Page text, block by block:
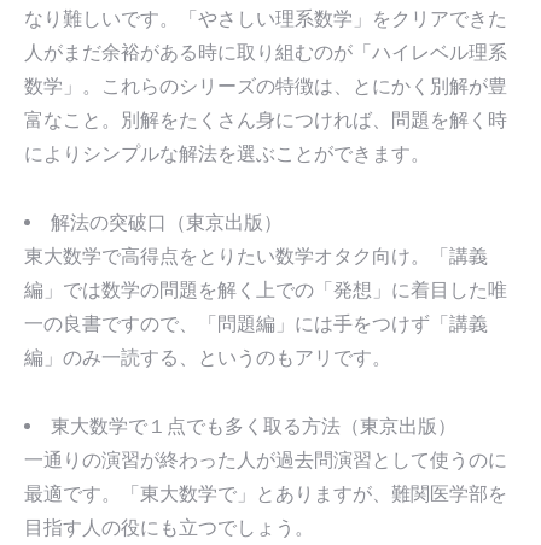
なり難しいです。「やさしい理系数学」をクリアできた
人がまだ余裕がある時に取り組むのが「ハイレベル理系
数学」。これらのシリーズの特徴は、とにかく別解が豊
富なこと。別解をたくさん身につければ、問題を解く時
によりシンプルな解法を選ぶことができます。
解法の突破口（東京出版）
東大数学で高得点をとりたい数学オタク向け。「講義
編」では数学の問題を解く上での「発想」に着目した唯
一の良書ですので、「問題編」には手をつけず「講義
編」のみ一読する、というのもアリです。
東大数学で１点でも多く取る方法（東京出版）
一通りの演習が終わった人が過去問演習として使うのに
最適です。「東大数学で」とありますが、難関医学部を
目指す人の役にも立つでしょう。